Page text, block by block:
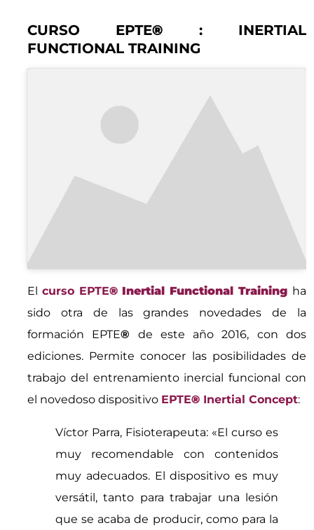
CURSO EPTE® : INERTIAL
FUNCTIONAL TRAINING
El curso EPTE® Inertial Functional Training ha
sido otra de las grandes novedades de la
formación EPTE® de este año 2016, con dos
ediciones. Permite conocer las posibilidades de
trabajo del entrenamiento inercial funcional con
el novedoso dispositivo EPTE®Inertial Concept:
Víctor Parra, Fisioterapeuta: «El curso es
muy recomendable con contenidos
muy adecuados. El dispositivo es muy
versátil, tanto para trabajar una lesión
que se acaba de producir, como para la